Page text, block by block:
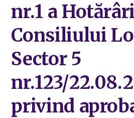
nr.1 a
Consiliului
Sector 5
nr.123/
privind